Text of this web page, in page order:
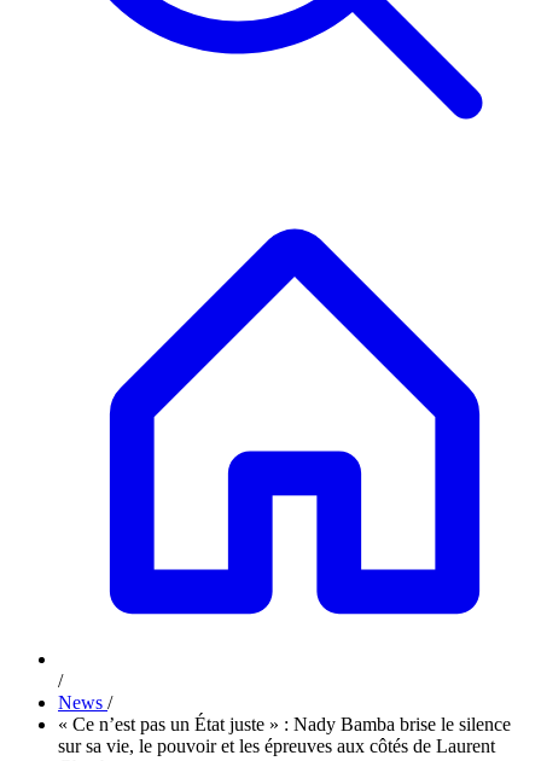
/
News /
« Ce n’est pas un État juste » : Nady Bamba brise le silence
sur sa vie, le pouvoir et les épreuves aux côtés de Laurent